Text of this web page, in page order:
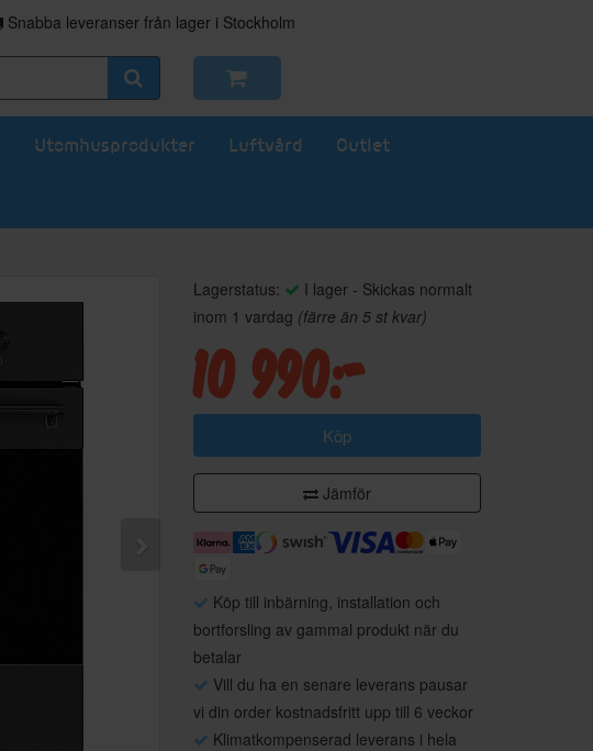
Snabba leveranser från lager i Stockholm
Utomhusprodukter Luftvård Outlet
Lagerstatus:
I lager - Skickas normalt
inom 1 vardag (färre än 5 st kvar)
10 990:-
Köp
Jämför
Köp till inbärning, installation och
bortforsling av gammal produkt när du
betalar
Vill du ha en senare leverans pausar
vi din order kostnadsfritt upp till 6 veckor
Klimatkompenserad leverans i hela